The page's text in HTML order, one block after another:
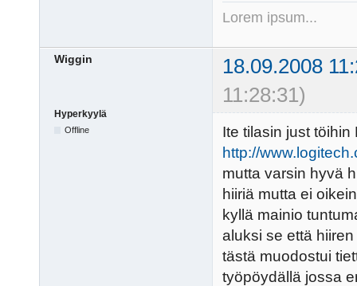
Lorem ipsum...
Wiggin
18.09.2008
11:28:31)
Hyperkyylä
Offline
Ite tilasin just
http://
mutta varsin hyvä
hiiriä mutta ei
kyllä mainio
aluksi se että
tästä muodostui
työpöydällä jossa